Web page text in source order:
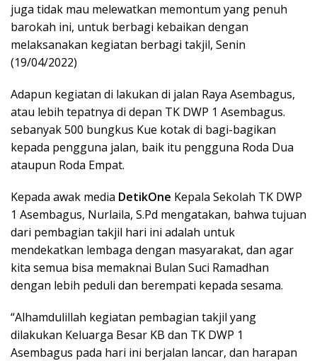
juga tidak mau melewatkan memontum yang penuh
barokah ini, untuk berbagi kebaikan dengan
melaksanakan kegiatan berbagi takjil, Senin
(19/04/2022)
Adapun kegiatan di lakukan di jalan Raya Asembagus,
atau lebih tepatnya di depan TK DWP 1 Asembagus.
sebanyak 500 bungkus Kue kotak di bagi-bagikan
kepada pengguna jalan, baik itu pengguna Roda Dua
ataupun Roda Empat.
Kepada awak media DetikOne Kepala Sekolah TK DWP
1 Asembagus, Nurlaila, S.Pd mengatakan, bahwa tujuan
dari pembagian takjil hari ini adalah untuk
mendekatkan lembaga dengan masyarakat, dan agar
kita semua bisa memaknai Bulan Suci Ramadhan
dengan lebih peduli dan berempati kepada sesama.
“Alhamdulillah kegiatan pembagian takjil yang
dilakukan Keluarga Besar KB dan TK DWP 1
Asembagus pada hari ini berjalan lancar, dan harapan